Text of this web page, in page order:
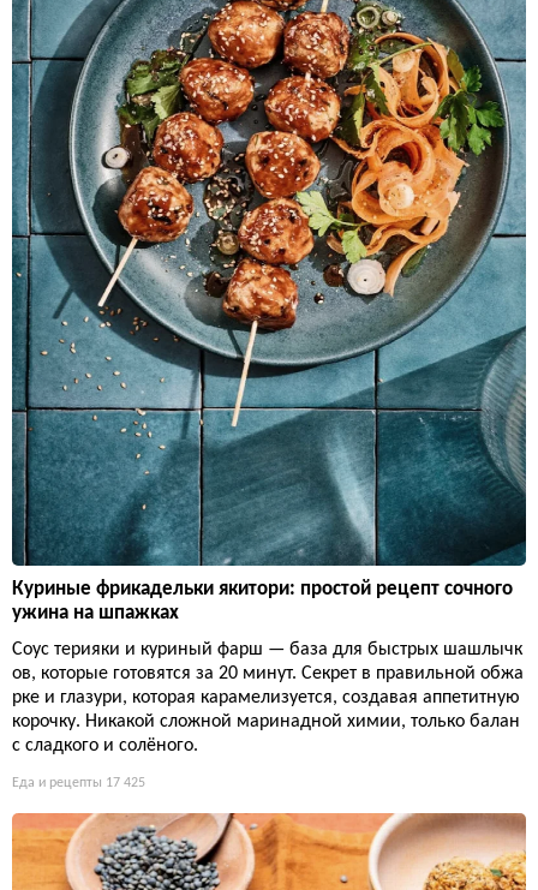
Куриные фрикадельки якитори: простой рецепт сочного
ужина на шпажках
Соус терияки и куриный фарш — база для быстрых шашлычк
ов, которые готовятся за 20 минут. Секрет в правильной обжа
рке и глазури, которая карамелизуется, создавая аппетитную
корочку. Никакой сложной маринадной химии, только балан
с сладкого и солёного.
Еда и рецепты 17 425